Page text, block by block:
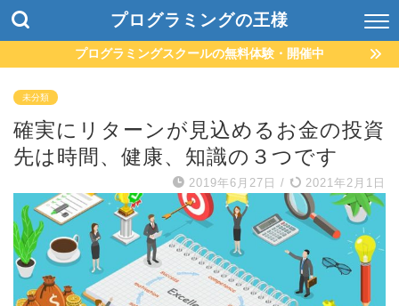
プログラミングの王様
プログラミングスクールの無料体験・開催中
未分類
確実にリターンが見込めるお金の投資
先は時間、健康、知識の３つです
2019年6月27日 / 2021年2月1日